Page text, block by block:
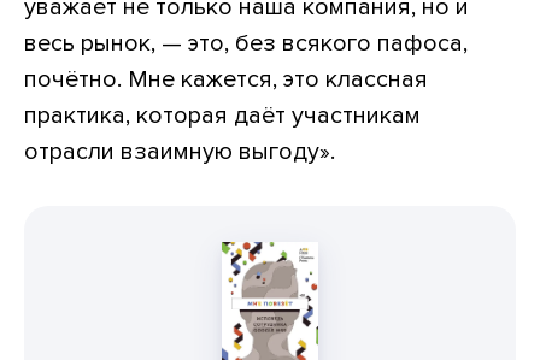
уважает не только наша компания, но и
весь рынок, — это, без всякого пафоса,
почётно. Мне кажется, это классная
практика, которая даёт участникам
отрасли взаимную выгоду».